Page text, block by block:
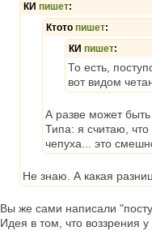
КИ пишет:
Ктото пишет:
КИ пишет:
То есть,
вот видом
А разве может
Типа: я считаю, что
чепуха... это
Не знаю. А какая
Вы же сами написали
Идея в том, что воззрения